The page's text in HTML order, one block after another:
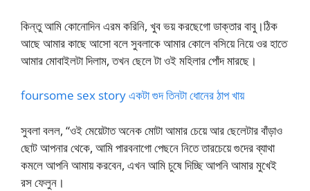
কিন্তু আমি কোনোদিন এরম করিনি, খুব ভয় করছেগো ডাক্তার বাবু।ঠিক
আছে আমার কাছে আসো বলে সুবলাকে আমার কোলে বসিয়ে নিয়ে ওর হাতে
আমার মোবাইলটা দিলাম, তখন ছেলে টা ওই মহিলার পোঁদ মারছে।
foursome sex story একটা গুদ তিনটা ধোনের ঠাপ খায়
সুবলা বলল, “ওই মেয়েটাত অনেক মোটা আমার চেয়ে আর ছেলেটার বাঁড়াও
ছোট আপনার থেকে, আমি পারবনাগো পেছনে নিতে তারচেয়ে গুদের ব্যাথা
কমলে আপনি আমায় করবেন, এখন আমি চুষে দিচ্ছি আপনি আমার মুখেই
রস ফেলুন।